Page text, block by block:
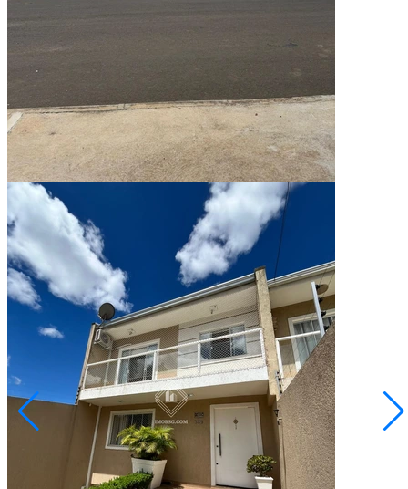
Sobrado em Uvaranas
3Quartos
Suíte
Vagas
Conversar no WhatsApp
Olarias
R$ 550.000,00
Triplex no Bairro de Olarias